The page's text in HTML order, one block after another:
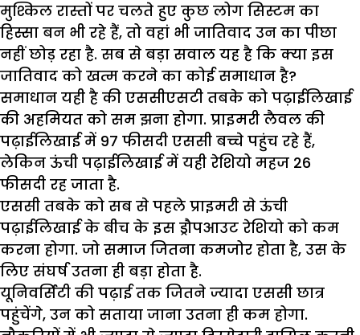
मुश्किल रास्तों पर चलते हुए कुछ लोग सिस्टम का
हिस्सा बन भी रहे हैं, तो वहां भी जातिवाद उन का पीछा
नहीं छोड़ रहा है. सब से बड़ा सवाल यह है कि क्या इस
जातिवाद को खत्म करने का कोई समाधान है?
समाधान यही है की एससीएसटी तबके को पढ़ाईलिखाई
की अहमियत को सम झना होगा. प्राइमरी लैवल की
पढ़ाईलिखाई में 97 फीसदी एससी बच्चे पहुंच रहे हैं,
लेकिन ऊंची पढ़ाईलिखाई में यही रेशियो महज 26
फीसदी रह जाता है.
एससी तबके को सब से पहले प्राइमरी से ऊंची
पढ़ाईलिखाई के बीच के इस ड्रौपआउट रेशियो को कम
करना होगा. जो समाज जितना कमजोर होता है, उस के
लिए संघर्ष उतना ही बड़ा होता है.
यूनिवर्सिटी की पढ़ाई तक जितने ज्यादा एससी छात्र
पहुंचेंगे, उन को सताया जाना उतना ही कम होगा.